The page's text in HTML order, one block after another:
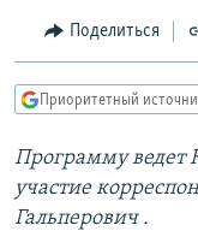
Вернутся
главной
навигации
Вернутся
поиску
МНЕНИЯ
IDEL.РЕАЛИИ
КАВКАЗ.РЕАЛИИ
СЕВЕР.РЕАЛИИ
Поделиться
Приоритетный
Программу ведет
участие
Гальперович .